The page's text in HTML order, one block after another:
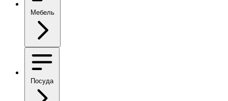
Мебель
Посуда